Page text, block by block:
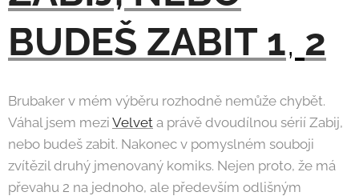
BUDEŠ ZABIT 1, 2
Brubaker v mém výběru rozhodně nemůže chybět.
Váhal jsem mezi Velvet a právě dvoudílnou sérií Zabij,
nebo budeš zabit. Nakonec v pomyslném souboji
zvítězil druhý jmenovaný komiks. Nejen proto, že má
převahu 2 na jednoho, ale především odlišným